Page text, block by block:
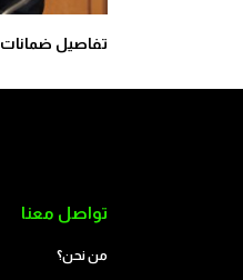
تفاصيل ضمانات
تواصل معنا
من نحن؟